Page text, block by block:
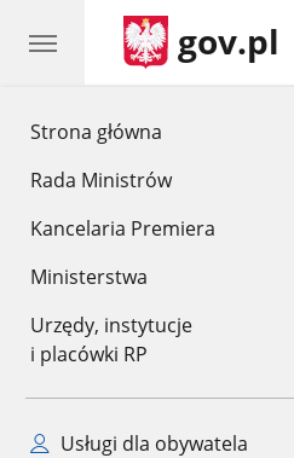
Strona główna
Rada Ministrów
Kancelaria Premiera
Ministerstwa
Urzędy, instytucje
i placówki RP
Usługi dla obywatela
gov.pl